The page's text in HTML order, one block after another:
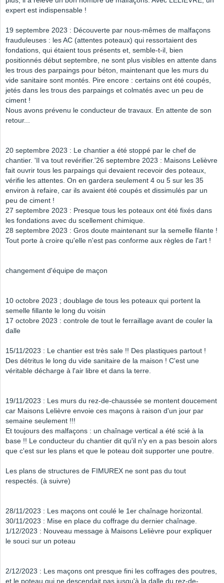
expert est indispensable !
19 septembre 2023 : Découverte par nous-mêmes de malfaçons
frauduleuses : les AC (attentes poteaux) qui ressortaient des
fondations, qui étaient tous présents et, semble-t-il, bien
positionnés début septembre, ne sont plus visibles en attente dans
les trous des parpaings pour béton, maintenant que les murs du
vide sanitaire sont montés. Pire encore : certains ont été coupés,
jetés dans les trous des parpaings et colmatés avec un peu de
ciment !
Nous avons prévenu le conducteur de travaux. En attente de son
retour...
20 septembre 2023 : Le chantier a été stoppé par le chef de
chantier. 'Il va tout revérifier.'26 septembre 2023 : Maisons Lelièvre
fait ouvrir tous les parpaings qui devaient recevoir des poteaux,
vérifie les attentes. On en gardera seulement 4 ou 5 sur les 35
environ à refaire, car ils avaient été coupés et dissimulés par un
peu de ciment !
27 septembre 2023 : Presque tous les poteaux ont été fixés dans
les fondations avec du scellement chimique.
28 septembre 2023 : Gros doute maintenant sur la semelle filante !
Tout porte à croire qu'elle n'est pas conforme aux règles de l'art !
changement d'équipe de maçon
10 octobre 2023 ; doublage de tous les poteaux qui portent la
semelle fillante le long du voisin
17 octobre 2023 : controle de tout le ferraillage avant de couler la
dalle
15/11/2023 : Le chantier est très sale !! Des plastiques partout !
Des détritus le long du vide sanitaire de la maison ! C'est une
véritable décharge à l'air libre et dans la terre.
19/11/2023 : Les murs du rez-de-chaussée se montent doucement
car Maisons Lelièvre envoie ces maçons à raison d'un jour par
semaine seulement !!!
Et toujours des malfaçons : un chaînage vertical a été scié à la
base !! Le conducteur du chantier dit qu'il n'y en a pas besoin alors
que c'est sur les plans et que le poteau doit supporter une poutre.
Les plans de structures de FIMUREX ne sont pas du tout
respectés. (à suivre)
28/11/2023 : Les maçons ont coulé le 1er chaînage horizontal.
30/11/2023 : Mise en place du coffrage du dernier chaînage.
1/12/2023 : Nouveau message à Maisons Lelièvre pour expliquer
le souci sur un poteau
2/12/2023 : Les maçons ont presque fini les coffrages des poutres,
et le poteau qui ne descendait pas jusqu'à la dalle du rez-de-